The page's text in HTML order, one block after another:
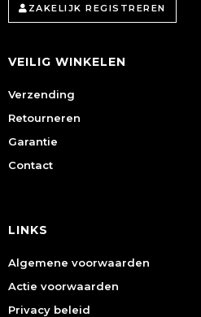
ZAKELIJK REGISTREREN
VEILIG WINKELEN
Verzending
Retourneren
Garantie
Contact
LINKS
Algemene voorwaarden
Actie voorwaarden
Privacy beleid